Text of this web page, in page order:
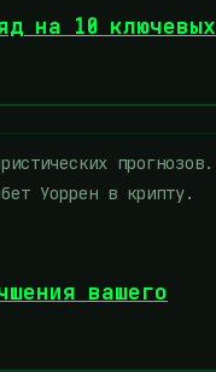
на 10 ключевых
прогнозов.
Уоррен в крипту.
вашего